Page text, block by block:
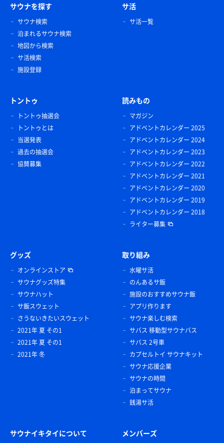
サウナを探す
サウナ検索
泊まれるサウナ検索
地図から検索
サ活検索
施設登録
サ活
サ活一覧
トントゥ
トントゥ抽選会
トントゥとは
当選発表
過去の抽選会
協賛募集
読みもの
マガジン
アドベントカレンダー 2025
アドベントカレンダー 2024
アドベントカレンダー 2023
アドベントカレンダー 2022
アドベントカレンダー 2021
アドベントカレンダー 2020
アドベントカレンダー 2019
アドベントカレンダー 2018
ライター募集
グッズ
オンラインストア
サウナグッズ特集
サウナハット
サ飯スウェット
さうないきたいスウェット
2021年 夏 その1
2021年 夏 その1
2021年 冬
取り組み
水曜サ活
のんあるサ飯
施設のおすすめサウナ飯
アプリ作ります
サウナ楽しむ検索
サバス 移動型サウナバス
サバス 2号車
カプセルトイ サウナキット
サウナ応援企業
サウナの時間
泊まってサウナ
銭湯サ活
サウナイキタイについて メンバーズ